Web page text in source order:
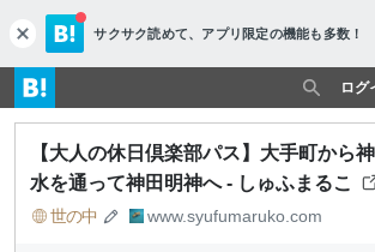
c
l
o
s
e
サクサク読めて、 アプリ限定の機能も多数！
ログ
【大人の休日倶楽部パス】大手町から
水を通って神田明神へ - しゅふまるこ
世の中 www.syufumaruko.com